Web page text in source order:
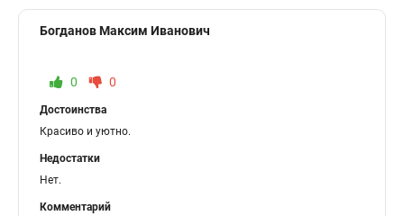
Богданов Максим Иванович
0 0
Достоинства
Красиво и уютно.
Недостатки
Нет.
Комментарий